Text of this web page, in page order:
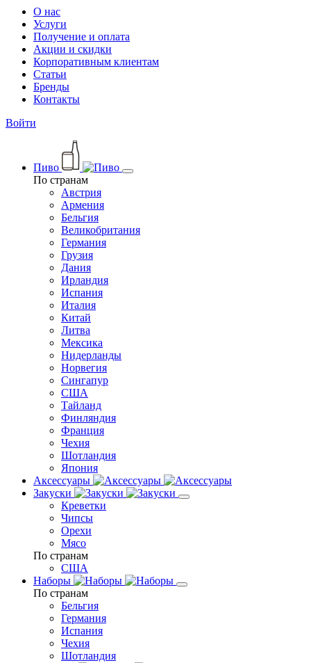
О нас
Услуги
Получение и оплата
Акции и скидки
Корпоративным клиентам
Статьи
Бренды
Контакты
Войти
Пиво
По странам
Австрия
Армения
Бельгия
Великобритания
Германия
Грузия
Дания
Ирландия
Испания
Италия
Китай
Литва
Мексика
Нидерланды
Норвегия
Сингапур
США
Тайланд
Финляндия
Франция
Чехия
Шотландия
Япония
Аксессуары
Закуски
Креветки
Чипсы
Орехи
Мясо
По странам
США
Наборы
По странам
Бельгия
Германия
Испания
Чехия
Шотландия